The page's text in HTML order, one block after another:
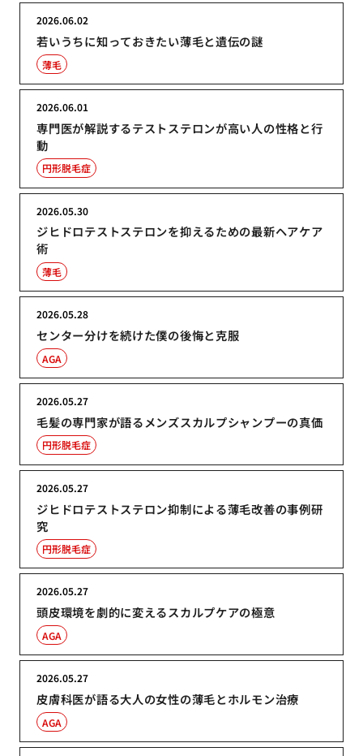
若いうちに知っておきたい薄毛と遺伝の謎
2026.06.02
薄毛
専門医が解説するテストステロンが高い人の性格と行
動
2026.06.01
円形脱毛症
ジヒドロテストステロンを抑えるための最新ヘアケア
術
2026.05.30
薄毛
センター分けを続けた僕の後悔と克服
2026.05.28
AGA
毛髪の専門家が語るメンズスカルプシャンプーの真価
2026.05.27
円形脱毛症
ジヒドロテストステロン抑制による薄毛改善の事例研
究
2026.05.27
円形脱毛症
頭皮環境を劇的に変えるスカルプケアの極意
2026.05.27
AGA
皮膚科医が語る大人の女性の薄毛とホルモン治療
2026.05.27
AGA